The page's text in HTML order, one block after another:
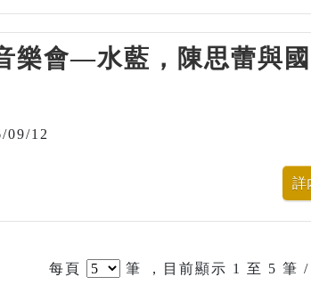
樂會—水藍，陳思蕾與
09/12
每頁 筆 ，目前顯示 1 至 5 筆 /